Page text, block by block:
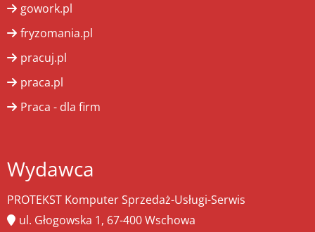
gowork.pl
fryzomania.pl
pracuj.pl
praca.pl
Praca - dla firm
Wydawca
PROTEKST Komputer Sprzedaż-Usługi-Serwis
ul. Głogowska 1, 67-400 Wschowa